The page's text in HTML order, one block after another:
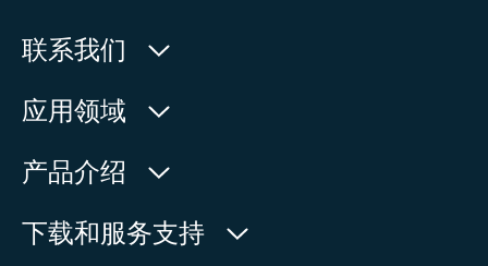
联系我们
欧玛执行器(中国)有限公司
人民北路171号
215499
应用领域
水利
电力
产品介绍
产品查询
下载和服务支持